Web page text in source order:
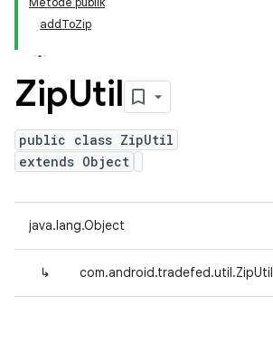
addToZip
ZipUtil
public class ZipUtil
extends Object
java.lang.Object
↳ com.android.tradefed.util.ZipUtil